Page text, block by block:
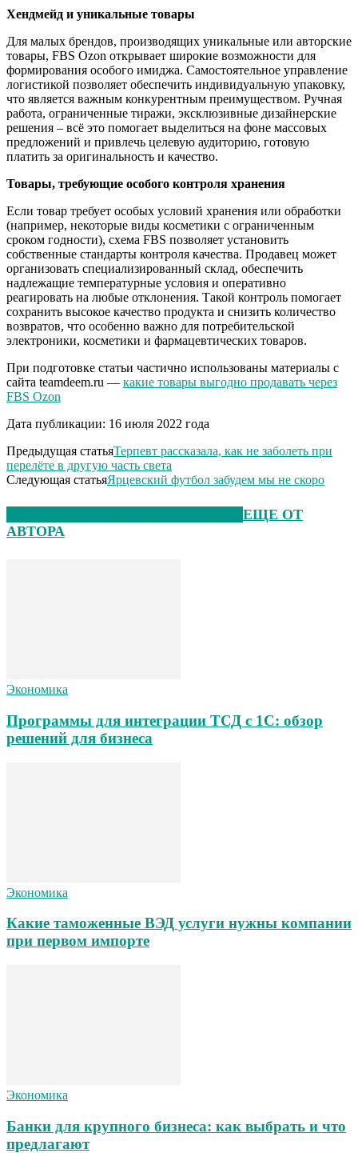
Хендмейд и уникальные товары
Для малых брендов, производящих уникальные или авторские
товары, FBS Ozon открывает широкие возможности для
формирования особого имиджа. Самостоятельное управление
логистикой позволяет обеспечить индивидуальную упаковку,
что является важным конкурентным преимуществом. Ручная
работа, ограниченные тиражи, эксклюзивные дизайнерские
решения – всё это помогает выделиться на фоне массовых
предложений и привлечь целевую аудиторию, готовую
платить за оригинальность и качество.
Товары, требующие особого контроля хранения
Если товар требует особых условий хранения или обработки
(например, некоторые виды косметики с ограниченным
сроком годности), схема FBS позволяет установить
собственные стандарты контроля качества. Продавец может
организовать специализированный склад, обеспечить
надлежащие температурные условия и оперативно
реагировать на любые отклонения. Такой контроль помогает
сохранить высокое качество продукта и снизить количество
возвратов, что особенно важно для потребительской
электроники, косметики и фармацевтических товаров.
При подготовке статьи частично использованы материалы с
сайта teamdeem.ru — какие товары выгодно продавать через
FBS Ozon
Дата публикации: 16 июля 2022 года
Предыдущая статьяТерпевт рассказала, как не заболеть при
перелёте в другую часть света
Следующая статьяЯрцевский футбол забудем мы не скоро
ЕЩЕ ОТ
АВТОРА
Экономика
Программы для интеграции ТСД с 1С: обзор
решений для бизнеса
Экономика
Какие таможенные ВЭД услуги нужны компании
при первом импорте
Экономика
Банки для крупного бизнеса: как выбрать и что
предлагают